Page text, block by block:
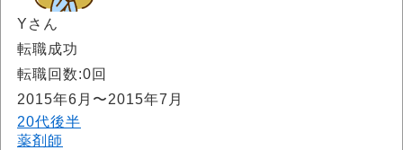
Yさん
転職成功
転職回数:0回
2015年6月〜2015年7月
20代後半
薬剤師